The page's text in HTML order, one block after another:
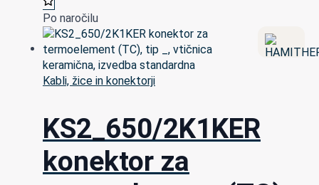
Po naročilu
Kabli, žice in konektorji
KS2_650/2K1KER
konektor za